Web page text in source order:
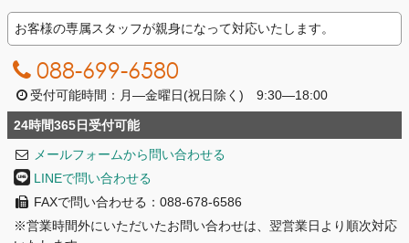
お客様の専属スタッフが親身になって対応いたします。
088-699-6580
受付可能時間：月―金曜日(祝日除く) 9:30―18:00
24時間365日受付可能
メールフォームから問い合わせる
LINEで問い合わせる
FAXで問い合わせる：088-678-6586
※営業時間外にいただいたお問い合わせは、翌営業日より順次対応